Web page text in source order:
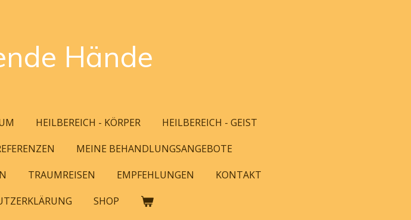
Hände
HEILBEREICH - KÖRPER
HEILBEREICH - GEIST
MEINE BEHANDLUNGSANGEBOTE
TRAUMREISEN EMPFEHLUNGEN
KONTAKT
SHOP